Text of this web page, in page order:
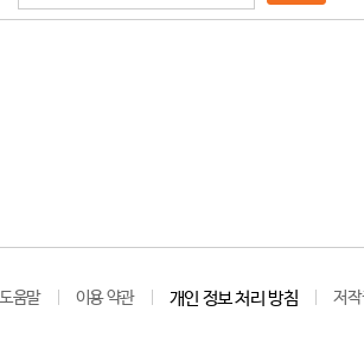
도움말 이용 약관 개인 정보 처리 방침 저